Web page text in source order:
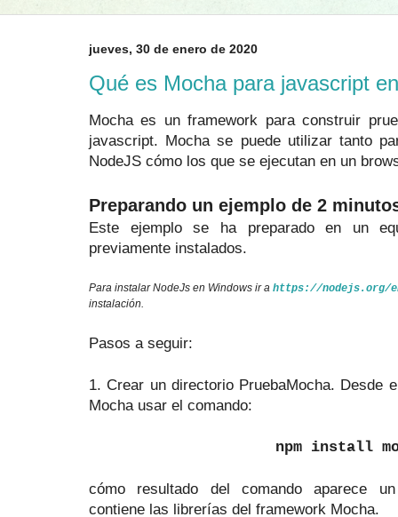
jueves, 30 de enero de 2020
Qué es Mocha para javascript
Mocha es un framework para construir
javascript. Mocha se puede utilizar tanto
NodeJS cómo los que se ejecutan en un
Preparando un ejemplo de 2
Este ejemplo se ha preparado en un
previamente instalados.
Para instalar NodeJs en Windows ir a https://nodejs.org/
instalación.
Pasos a seguir:
1. Crear un directorio PruebaMocha. Desde
Mocha usar el comando:
npm install
cómo resultado del comando aparece
contiene las librerías del framework Mocha.